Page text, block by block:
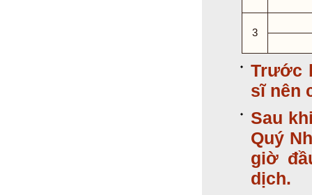
3
Trước
sĩ nên
Sau
Quý
giờ
dịch.